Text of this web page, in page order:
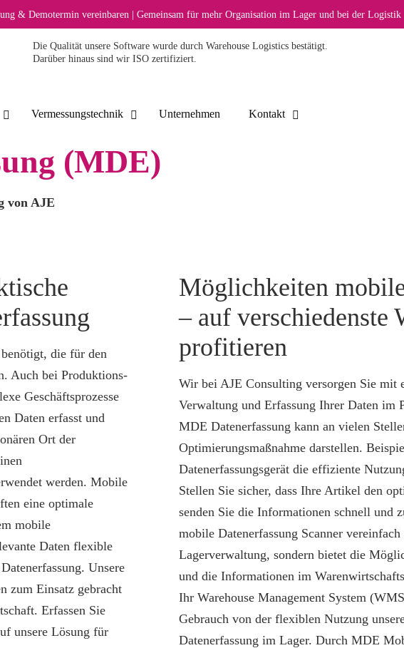
& Demotermin vereinbaren | Gemeinsam für mehr Organisation im Lager und bei der Logistik
Die Qualität unsere Software wurde durch Warehouse Logistics bestätigt.
Darüber hinaus sind wir ISO zertifiziert.
Vermessungstechnik Unternehmen Kontakt
(MDE)
von AJE
die für den
Auch bei Produktions-
Geschäftsprozesse
Daten erfasst und
Ort der
werden. Mobile
eine optimale
mobile
Daten flexible
Unsere
zum Einsatz gebracht
Erfassen Sie
unsere Lösung für
Möglichkeiten
– auf verschiedenste
profitieren
Wir bei AJE Consulting versorgen Sie mit
Verwaltung und Erfassung Ihrer Daten im
MDE Datenerfassung kann an vielen
Optimierungsmaßnahme darstellen.
Datenerfassungsgerät die effiziente
Stellen Sie sicher, dass Ihre Artikel den
senden Sie die Informationen schnell und
mobile Datenerfassung Scanner
Lagerverwaltung, sondern bietet die
und die Informationen im
Ihr Warehouse Management System
Gebrauch von der flexiblen Nutzung
Datenerfassung im Lager. Durch MDE